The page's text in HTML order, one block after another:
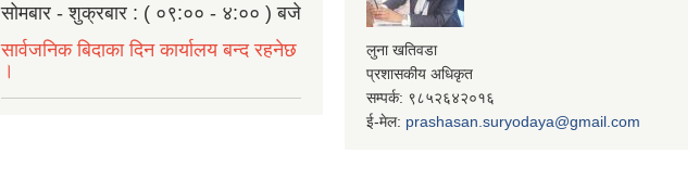
सोमबार - शुक्रबार : ( ०९:०० - ४:०० ) बजे
सार्वजनिक बिदाका दिन कार्यालय बन्द रहनेछ
।
लुना खतिवडा
प्रशासकीय अधिकृत
सम्पर्क: ९८५२६४२०१६
ई-मेल: prashasan.suryodaya@gmail.com